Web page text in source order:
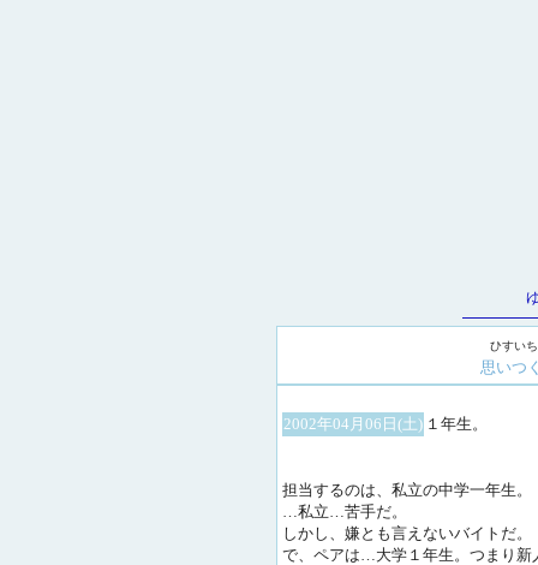
ひすい
思いつ
2002年04月06日(土) １年生。
担当するのは、私立の中学一年生。
…私立…苦手だ。
しかし、嫌とも言えないバイトだ。
で、ペアは…大学１年生。つまり新